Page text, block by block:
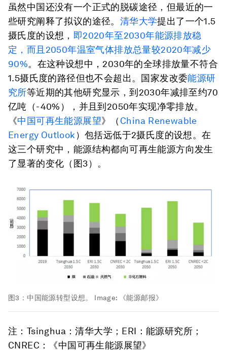
虽然中国还没有一个正式的脱碳途径，但最近的一
些研究阐释了拟议的途径。 清华大学提出了一个1.5
摄氏度的设想， 即2020年至2030年能源排放稳
定，而且2050年温室气体排放总量较2020年减少
90%。在这种设想中， 2030年的全球排放量不符合
1.5摄氏度的路径但也不会超出。 国家发改委能源研
究所等近期的其他研究显示 ，到2030年减排至约70
亿吨（-40%），并且到2050年实现净零排放。
《中国可再生能源展望》（ China Renewable
Energy Outlook ）包括远低于2摄氏度的设想。在
这三个研究中，能源结构都向可再生能源方向发生
了显著的变化（图3）。
图3：中国能源转型设想。 Image: 《能源邮报》
注：Tsinghua：清华大学；ERI：能源研究所；
CNREC：《中国可再生能源展望》